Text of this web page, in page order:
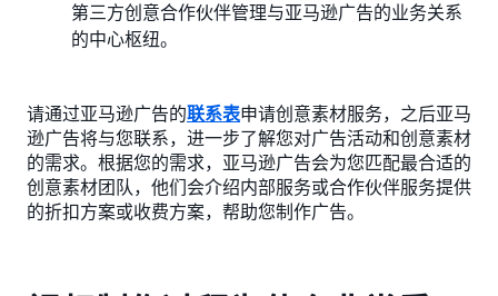
第三方创意合作伙伴管理与亚马逊广告的业务关系
的中心枢纽。
请通过亚马逊广告的联系表申请创意素材服务，之后亚马
逊广告将与您联系，进一步了解您对广告活动和创意素材
的需求。根据您的需求，亚马逊广告会为您匹配最合适的
创意素材团队，他们会介绍内部服务或合作伙伴服务提供
的折扣方案或收费方案，帮助您制作广告。